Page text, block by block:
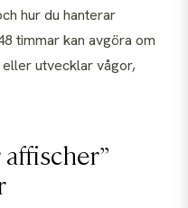
hur du hanterar
timmar kan avgöra om
utvecklar vågor,